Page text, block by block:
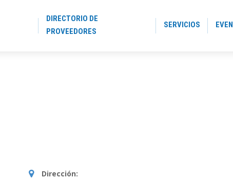
DIRECTORIO DE
PROVEEDORES
SERVICIOS
Dirección: